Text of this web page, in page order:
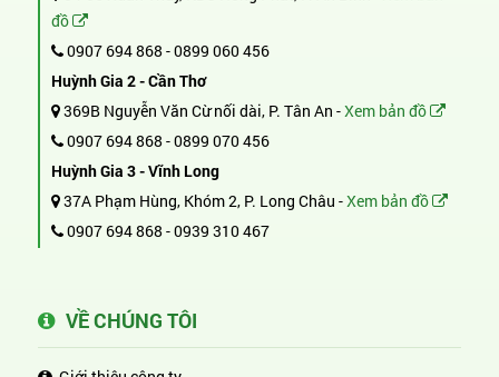
đồ
0907 694 868 -0899 060 456
Huỳnh Gia 2 - Cần Thơ
369B Nguyễn Văn Cừ nối dài, P. Tân An -Xem bản đồ
0907 694 868 -0899 070 456
Huỳnh Gia 3 - Vĩnh Long
37A Phạm Hùng, Khóm 2, P. Long Châu -Xem bản đồ
0907 694 868 -0939 310 467
VỀ CHÚNG TÔI